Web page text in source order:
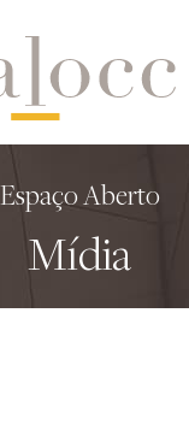
Espaço Aberto
Mídia